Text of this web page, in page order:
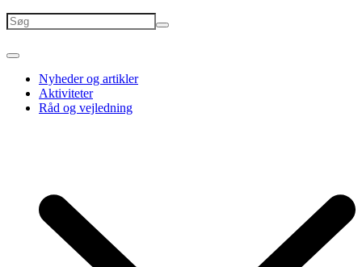
Nyheder og artikler
Aktiviteter
Råd og vejledning